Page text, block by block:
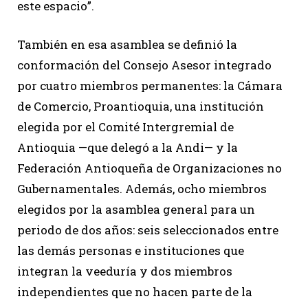
este espacio”.
También en esa asamblea se definió la
conformación del Consejo Asesor integrado
por cuatro miembros permanentes: la Cámara
de Comercio, Proantioquia, una institución
elegida por el Comité Intergremial de
Antioquia —que delegó a la Andi— y la
Federación Antioqueña de Organizaciones no
Gubernamentales. Además, ocho miembros
elegidos por la asamblea general para un
periodo de dos años: seis seleccionados entre
las demás personas e instituciones que
integran la veeduría y dos miembros
independientes que no hacen parte de la